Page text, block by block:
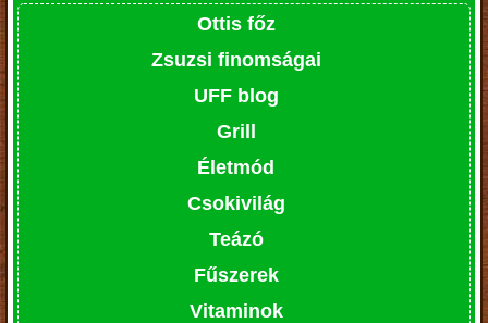
Ottis főz
Zsuzsi finomságai
UFF blog
Grill
Életmód
Csokivilág
Teázó
Fűszerek
Vitaminok